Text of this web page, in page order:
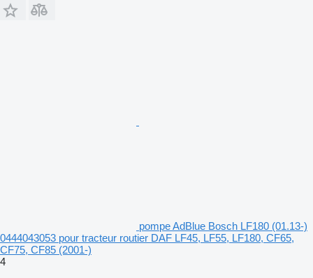
pompe AdBlue Bosch LF180 (01.13-)
0444043053 pour tracteur routier DAF LF45, LF55, LF180, CF65,
CF75, CF85 (2001-)
4